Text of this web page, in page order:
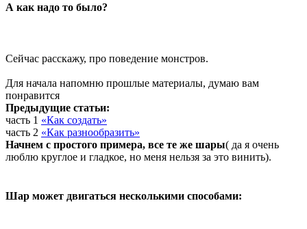
А как надо то было?
Сейчас расскажу, про поведение монстров.
Для начала напомню прошлые материалы, думаю вам
понравится
Предыдущие статьи:
часть 1 «Как создать»
часть 2 «Как разнообразить»
Начнем с простого примера, все те же шары( да я очень
люблю круглое и гладкое, но меня нельзя за это винить).
Шар может двигаться несколькими способами: